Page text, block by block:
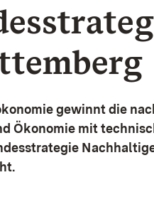
gewinnt die
Ökonomie mit